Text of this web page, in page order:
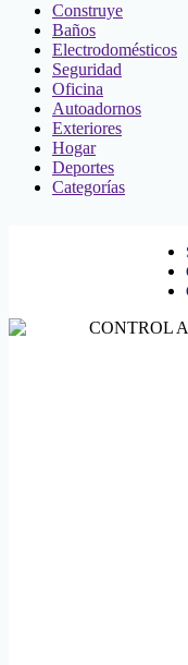
Construye
Baños
Electrodomésticos
Seguridad
Oficina
Autoadornos
Exteriores
Hogar
Deportes
Categorías